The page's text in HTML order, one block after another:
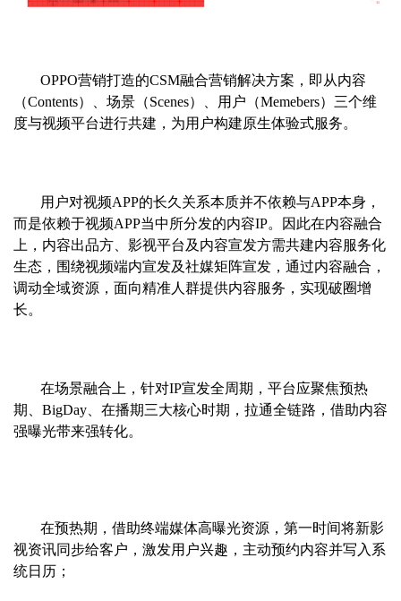
OPPO营销打造的CSM融合营销解决方案，即从内容
（Contents）、场景（Scenes）、用户（Memebers）三个维
度与视频平台进行共建，为用户构建原生体验式服务。
用户对视频APP的长久关系本质并不依赖与APP本身，
而是依赖于视频APP当中所分发的内容IP。因此在内容融合
上，内容出品方、影视平台及内容宣发方需共建内容服务化
生态，围绕视频端内宣发及社媒矩阵宣发，通过内容融合，
调动全域资源，面向精准人群提供内容服务，实现破圈增
长。
在场景融合上，针对IP宣发全周期，平台应聚焦预热
期、BigDay、在播期三大核心时期，拉通全链路，借助内容
强曝光带来强转化。
在预热期，借助终端媒体高曝光资源，第一时间将新影
视资讯同步给客户，激发用户兴趣，主动预约内容并写入系
统日历；